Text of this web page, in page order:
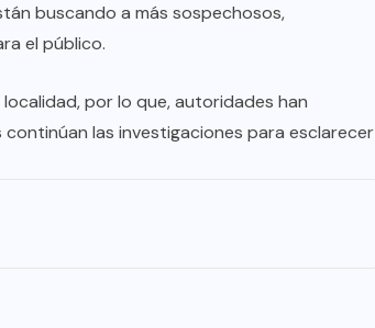
buscando a más sospechosos,
el público.
por lo que, autoridades han
las investigaciones para esclarecer